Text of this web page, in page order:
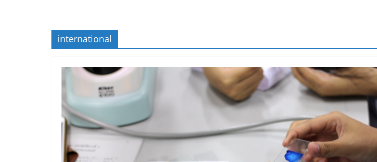
international